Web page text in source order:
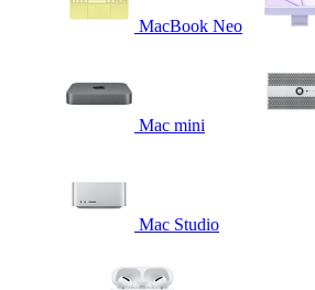
MacBook Neo
Mac mini
Mac Studio